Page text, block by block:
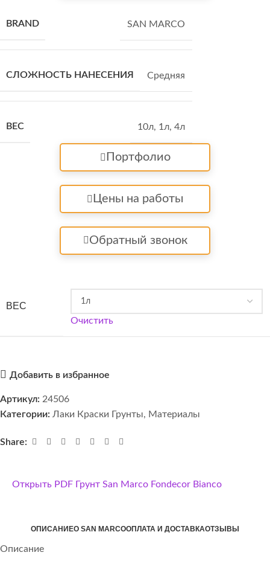
BRAND SAN MARCO
СЛОЖНОСТЬ НАНЕСЕНИЯ Средняя
ВЕС 10л, 1л, 4л
Портфолио
Цены на работы
Обратный звонок
ВЕС
Очистить
Добавить в избранное
Артикул: 24506
Категории: Лаки Краски Грунты, Материалы
Share:
Открыть PDF Грунт San Marco Fondecor Bianco
ОПИСАНИЕО SAN MARCOОПЛАТА И ДОСТАВКАОТЗЫВЫ
Описание